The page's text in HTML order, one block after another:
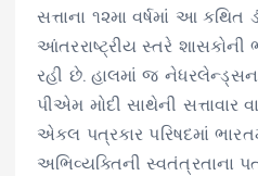
સત્તાના ૧૨મા વર્ષમાં આ
આંતરરાષ્ટ્રીય સ્તરે શાસકોની
રહી છે. હાલમાં જ
પીએમ મોદી સાથેની
એકલ પત્રકાર પરિષદમાં
અભિવ્યક્તિની સ્વતંત્રતાના